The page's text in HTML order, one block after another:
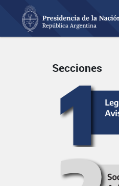
Secciones